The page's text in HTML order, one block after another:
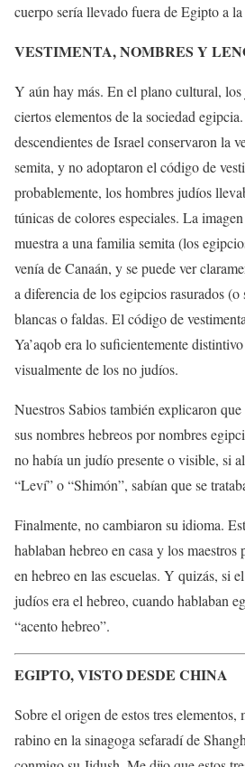
cuerpo sería llevado fuera de Egipto a
VESTIMENTA, NOMBRES Y
Y aún hay más. En el plano cultural,
ciertos elementos de la sociedad
descendientes de Israel conservaron la
semita, y no adoptaron el código de
probablemente, los hombres judíos
túnicas de colores especiales. La
muestra a una familia semita (los
venía de Canaán, y se puede ver
a diferencia de los egipcios rasurados
blancas o faldas. El código de
Ya’aqob era lo suficientemente
visualmente de los no judíos.
Nuestros Sabios también explicaron
sus nombres hebreos por nombres
no había un judío presente o visible, si
“Leví” o “Shimón”, sabían que se
Finalmente, no cambiaron su idioma.
hablaban hebreo en casa y los maestros
en hebreo en las escuelas. Y quizás, si
judíos era el hebreo, cuando hablaban
“acento hebreo”.
EGIPTO, VISTO DESDE CHINA
Sobre el origen de estos tres
rabino en la sinagoga sefaradí de